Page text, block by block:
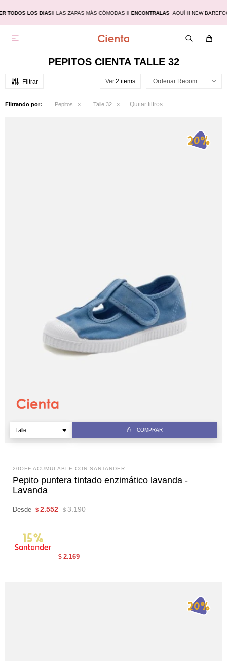
TODOS LOS DIAS|| LAS ZAPAS MÁS CÓMODAS | |ENCONTRALAS AQUÍ | | NEW

PEPITOS CIENTA TALLE 32
Ver Recomendados
Filtrando por: Pepitos Talle 32 Quitar filtros
COMPRAR
20OFF ACUMULABLE CON SANTANDER
Pepito puntera tintado enzimático lavanda -
Lavanda
Desde $ 2.552 $ 3.190
$ 2.169